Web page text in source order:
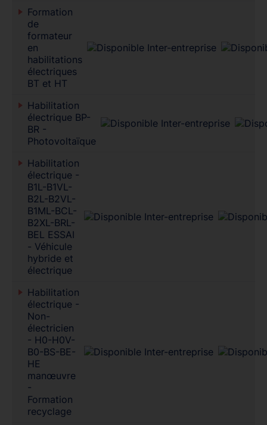
Formation
de
formateur
en
habilitations
électriques
BT et HT
Habilitation
électrique BP-
BR -
Photovoltaïque
Habilitation
électrique -
B1L-B1VL-
B2L-B2VL-
B1ML-BCL-
B2XL-BRL-
BEL ESSAI
- Véhicule
hybride et
électrique
Habilitation
électrique -
Non-
électricien
- H0-H0V-
B0-BS-BE-
HE
manœuvre
-
Formation
recyclage